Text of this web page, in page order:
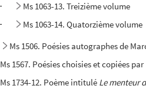
Ms 1063-13. Treizième volume
Ms 1063-14. Quatorzième volume
Ms 1506. Poésies autographes de
Ms 1567. Poésies choisies et copiées
Ms 1734-12. Poème intitulé Le menteur